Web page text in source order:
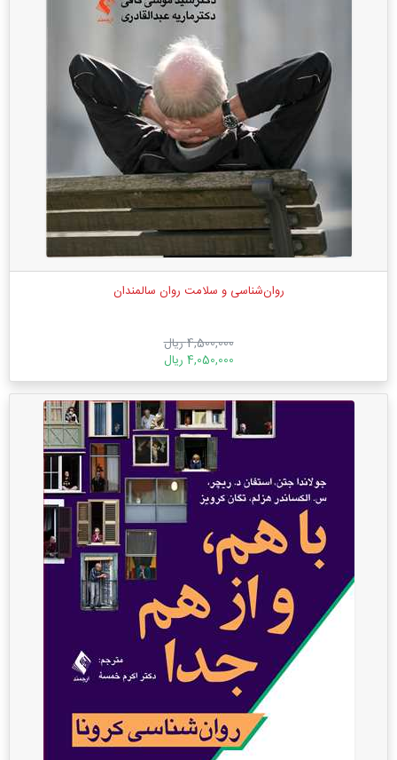
روان‌شناسی و سلامت روان سالمندان
4,500,000 ریال
4,050,000 ریال